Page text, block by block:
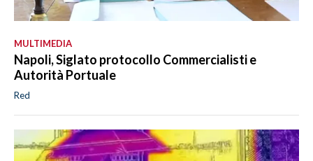
MULTIMEDIA
Napoli, Siglato protocollo Commercialisti e
Autorità Portuale
Red